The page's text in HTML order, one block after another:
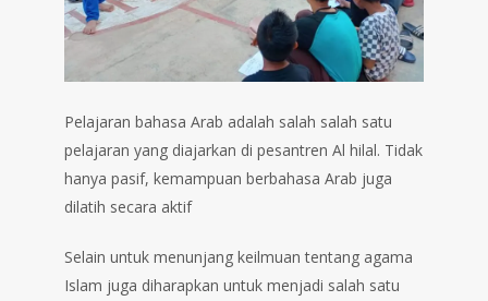
Pelajaran bahasa Arab adalah salah salah satu
pelajaran yang diajarkan di pesantren Al hilal. Tidak
hanya pasif, kemampuan berbahasa Arab juga
dilatih secara aktif⁣
Selain untuk menunjang keilmuan tentang agama
Islam juga diharapkan untuk menjadi salah satu